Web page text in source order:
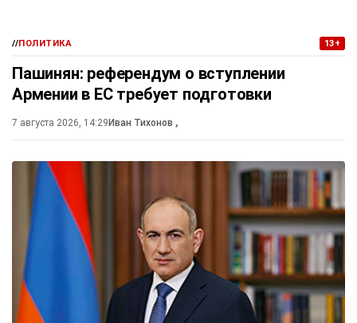
//ПОЛИТИКА 13+
Пашинян: референдум о вступлении
Армении в ЕС требует подготовки
7 августа 2026, 14:29Иван Тихонов ,